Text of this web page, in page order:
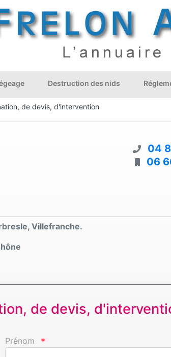
Destruction des nids
de devis, d'intervention
04
06
Villefranche.
de devis,
Prénom *